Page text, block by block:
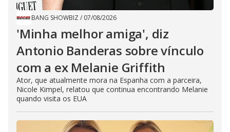
BANG SHOWBIZ / 07/08/2026
'Minha melhor amiga', diz
Antonio Banderas sobre vínculo
com a ex Melanie Griffith
Ator, que atualmente mora na Espanha com a parceira,
Nicole Kimpel, relatou que continua encontrando Melanie
quando visita os EUA